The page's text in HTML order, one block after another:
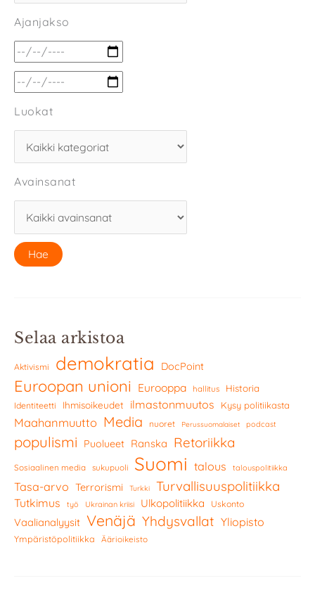
Ajanjakso
Luokat
Avainsanat
Selaa arkistoa
Aktivismi demokratia DocPoint
Euroopan unioni Eurooppa hallitus Historia
Identiteetti Ihmisoikeudet ilmastonmuutos Kysy politiikasta
Maahanmuutto Media nuoret Perussuomalaiset podcast
populismi Puolueet Ranska Retoriikka
Sosiaalinen media sukupuoli Suomi talous talouspolitiikka
Tasa-arvo Terrorismi Turkki Turvallisuuspolitiikka
Tutkimus työ Ukrainan kriisi Ulkopolitiikka Uskonto
Vaalianalyysit Venäjä Yhdysvallat Yliopisto
Ympäristöpolitiikka Äärioikeisto